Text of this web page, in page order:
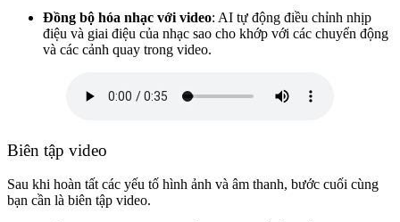
Đồng bộ hóa nhạc với video: AI tự động điều chỉnh nhịp
điệu và giai điệu của nhạc sao cho khớp với các chuyển động
và các cảnh quay trong video.
Biên tập video
Sau khi hoàn tất các yếu tố hình ảnh và âm thanh, bước cuối cùng
bạn cần là biên tập video.